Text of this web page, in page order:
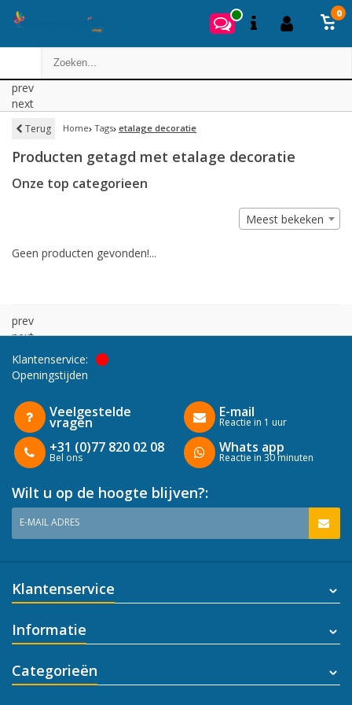
0
prev
next
Terug Home Tags etalage decoratie
Producten getagd met etalage decoratie
Onze top categorieen
Meest bekeken
Geen producten gevonden!...
prev
next
Klantenservice:
Openingstijden
Veelgestelde
vragen
+31 (0)77 820 02 08
Bel ons
E-mail
Reactie in 1 uur
Whats app
Reactie in 30 minuten
Wilt u op de hoogte blijven?:
E-MAIL ADRES
Klantenservice
Informatie
Categorieën